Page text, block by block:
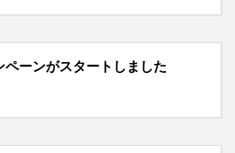
ペーンがスタートしました